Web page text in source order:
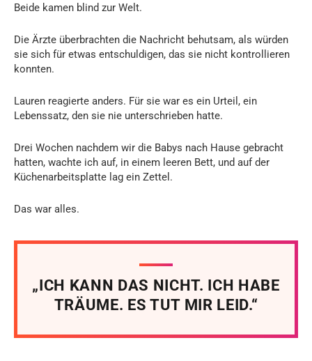
Beide kamen blind zur Welt.
Die Ärzte überbrachten die Nachricht behutsam, als würden
sie sich für etwas entschuldigen, das sie nicht kontrollieren
konnten.
Lauren reagierte anders. Für sie war es ein Urteil, ein
Lebenssatz, den sie nie unterschrieben hatte.
Drei Wochen nachdem wir die Babys nach Hause gebracht
hatten, wachte ich auf, in einem leeren Bett, und auf der
Küchenarbeitsplatte lag ein Zettel.
Das war alles.
„ICH KANN DAS NICHT. ICH HABE
TRÄUME. ES TUT MIR LEID.“